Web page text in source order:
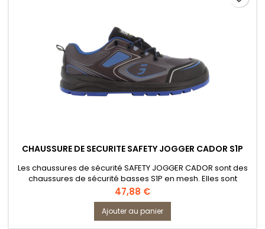
CHAUSSURE DE SECURITE SAFETY JOGGER CADOR S1P
Les chaussures de sécurité SAFETY JOGGER CADOR sont des
chaussures de sécurité basses S1P en mesh. Elles sont
dotées d'une semelle extérieure antidérapante répondant à
la norme ESD anti-décharges électrostatiques, d'un embout
en acier et d'une semelle anti-pénétration. Les chaussures
de sécurité SAFETY JOGGER CADOR allient qualité et confort
Prix
47,88 €
Ajouter au panier